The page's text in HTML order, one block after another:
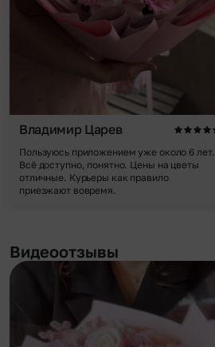
Владимир Царев
Пользуюсь приложением уже около 6 лет.
Всё доступно, понятно. Цены на цветы
отличные. Курьеры как правило
приезжают вовремя.
Видеоотзывы